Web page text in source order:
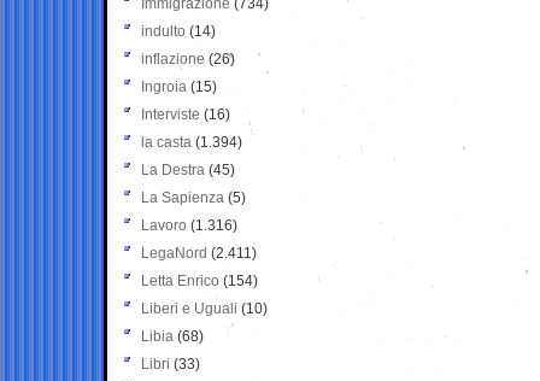
Immigrazione (734)
indulto (14)
inflazione (26)
Ingroia (15)
Interviste (16)
la casta (1.394)
La Destra (45)
La Sapienza (5)
Lavoro (1.316)
LegaNord (2.411)
Letta Enrico (154)
Liberi e Uguali (10)
Libia (68)
Libri (33)